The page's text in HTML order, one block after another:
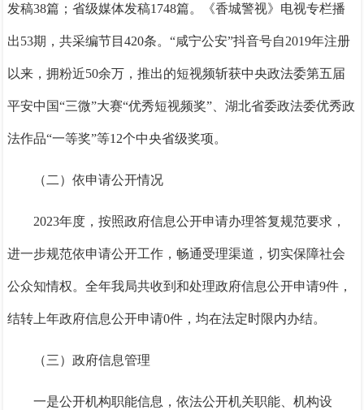
发稿38篇；省级媒体发稿1748篇。《香城警视》电视专栏播
出53期，共采编节目420条。“咸宁公安”抖音号自2019年注册
以来，拥粉近50余万，推出的短视频斩获中央政法委第五届
平安中国“三微”大赛“优秀短视频奖”、湖北省委政法委优秀政
法作品“一等奖”等12个中央省级奖项。
（二）依申请公开情况
2023年度，按照政府信息公开申请办理答复规范要求，
进一步规范依申请公开工作，畅通受理渠道，切实保障社会
公众知情权。全年我局共收到和处理政府信息公开申请9件，
结转上年政府信息公开申请0件，均在法定时限内办结。
（三）政府信息管理
一是公开机构职能信息，依法公开机关职能、机构设